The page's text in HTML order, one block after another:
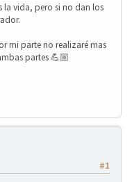
la vida, pero si no dan los
mi parte no realizaré mas
partes 💪🏼
#1